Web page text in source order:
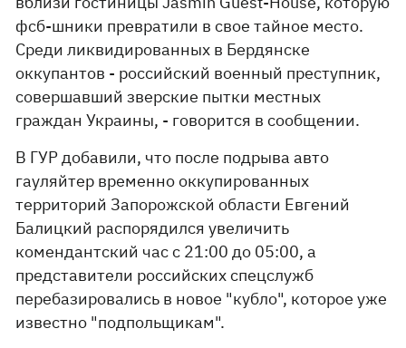
фсб-шники превратили в свое тайное место.
Среди ликвидированных в Бердянске
оккупантов - российский военный преступник,
совершавший зверские пытки местных
граждан Украины, - говорится в сообщении.
В ГУР добавили, что после подрыва авто
гауляйтер временно оккупированных
территорий Запорожской области Евгений
Балицкий распорядился увеличить
комендантский час с 21:00 до 05:00, а
представители российских спецслужб
перебазировались в новое "кубло", которое уже
известно "подпольщикам".